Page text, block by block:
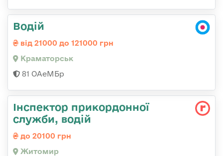
Водій
від 21000 до 121000 грн
Краматорськ
81 ОАеМБр
Інспектор прикордонної
служби, водій
до 20100 грн
Житомир